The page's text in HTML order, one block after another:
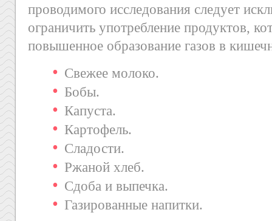
проводимого исследования следует
ограничить употребление продуктов,
повышенное образование газов в
Свежее молоко.
Бобы.
Капуста.
Картофель.
Сладости.
Ржаной хлеб.
Сдоба и выпечка.
Газированные напитки.